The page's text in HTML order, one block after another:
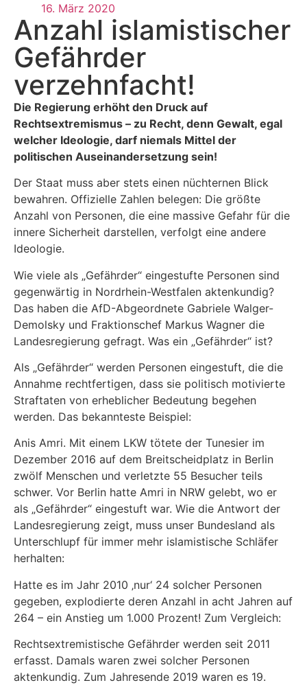
16. März 2020
Anzahl islamistischer
Gefährder
verzehnfacht!
Die Regierung erhöht den Druck auf
Rechtsextremismus – zu Recht, denn Gewalt, egal
welcher Ideologie, darf niemals Mittel der
politischen Auseinandersetzung sein!
Der Staat muss aber stets einen nüchternen Blick
bewahren. Offizielle Zahlen belegen: Die größte
Anzahl von Personen, die eine massive Gefahr für die
innere Sicherheit darstellen, verfolgt eine andere
Ideologie.
Wie viele als „Gefährder“ eingestufte Personen sind
gegenwärtig in Nordrhein-Westfalen aktenkundig?
Das haben die AfD-Abgeordnete Gabriele Walger-
Demolsky und Fraktionschef Markus Wagner die
Landesregierung gefragt. Was ein „Gefährder“ ist?
Als „Gefährder“ werden Personen eingestuft, die die
Annahme rechtfertigen, dass sie politisch motivierte
Straftaten von erheblicher Bedeutung begehen
werden. Das bekannteste Beispiel:
Anis Amri. Mit einem LKW tötete der Tunesier im
Dezember 2016 auf dem Breitscheidplatz in Berlin
zwölf Menschen und verletzte 55 Besucher teils
schwer. Vor Berlin hatte Amri in NRW gelebt, wo er
als „Gefährder“ eingestuft war. Wie die Antwort der
Landesregierung zeigt, muss unser Bundesland als
Unterschlupf für immer mehr islamistische Schläfer
herhalten:
Hatte es im Jahr 2010 ‚nur‘ 24 solcher Personen
gegeben, explodierte deren Anzahl in acht Jahren auf
264 – ein Anstieg um 1.000 Prozent! Zum Vergleich:
Rechtsextremistische Gefährder werden seit 2011
erfasst. Damals waren zwei solcher Personen
aktenkundig. Zum Jahresende 2019 waren es 19.